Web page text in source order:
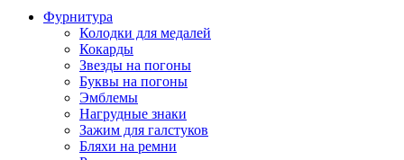
Фурнитура
Колодки для медалей
Кокарды
Звезды на погоны
Буквы на погоны
Эмблемы
Нагрудные знаки
Зажим для галстуков
Бляхи на ремни